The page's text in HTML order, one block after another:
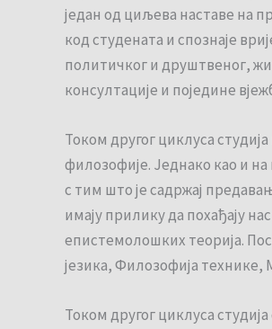
један од циљева наставе на
код студената и спознаје
политичког и друштвеног,
консултације и поједине
Током другог циклуса
филозофије. Једнако као и
с тим што је садржај
имају прилику да похађају
епистемолошких теорија.
језика, Филозофија
Током другог циклуса